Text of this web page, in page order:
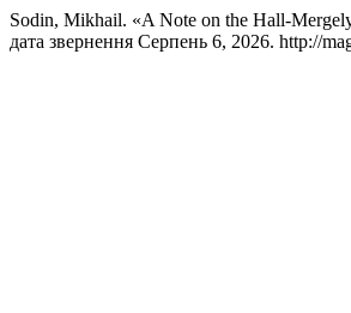
Sodin, Mikhail. «A Note on the Hall-
дата звернення Серпень 6, 2026. http://